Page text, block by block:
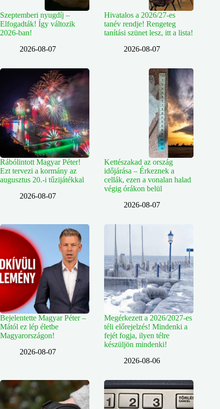
Szeptemberi nyugdíj –
Elfogadták! Így változik
2026-ban!
2026-08-07
Hivatalos a 2026/27-es
tanév rendje! Rengeteg
tanítási szünet lesz, itt a lista!
2026-08-07
Rábólintott Magyar Péter!
Ezt tervezi a kormány az
augusztus 20.-i tűzijátékkal
2026-08-07
Kettészakad az ország
időjárása – Érkeznek a
cellák, ezen a vonalan halad
végig órákon belül
2026-08-07
Bejelentette Magyar Péter –
Mától ez lép életbe
Magyarországon!
2026-08-07
Megérkezett a 2026/2027-es
téli előrejelzés! Mindenki a
fejét fogja, ilyen télre
készüljön mindenki!
2026-08-06